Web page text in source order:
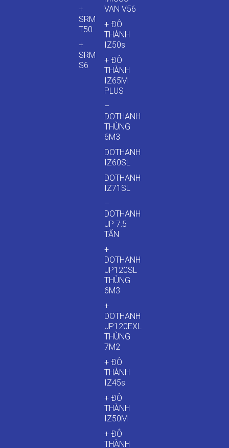
+
SRM
T50
+
SRM
S6
VAN V56
+ ĐÔ
THÀNH
IZ50s
+ ĐÔ
THÀNH
IZ65M
PLUS
–
DOTHANH
THÙNG
6M3
DOTHANH
IZ60SL
DOTHANH
IZ71SL
–
DOTHANH
JP 7.5
TẤN
+
DOTHANH
JP120SL
THÙNG
6M3
+
DOTHANH
JP120EXL
THÙNG
7M2
+ ĐÔ
THÀNH
IZ45s
+ ĐÔ
THÀNH
IZ50M
+ ĐÔ
THÀNH